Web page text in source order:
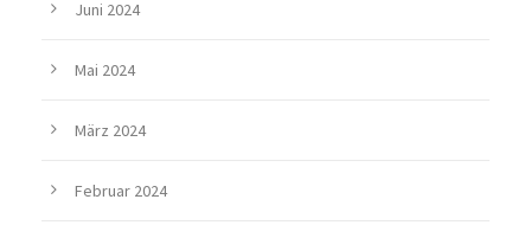
Juni 2024
Mai 2024
März 2024
Februar 2024